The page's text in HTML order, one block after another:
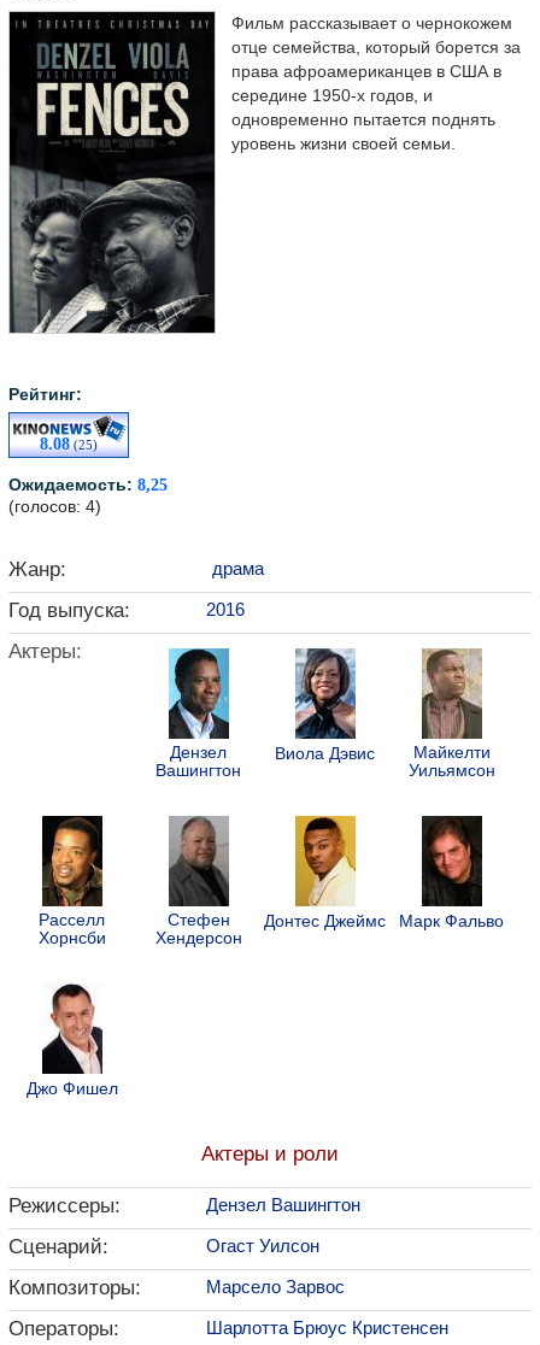
Рейтинг:
8.08 (25)
Ожидаемость: 8,25
(голосов: 4)
Фильм рассказывает о чернокожем
отце семейства, который борется за
права афроамериканцев в США в
середине 1950-х годов, и
одновременно пытается поднять
уровень жизни своей семьи.
Жанр: драма
Год выпуска: 2016
Актеры:
Дензел
Вашингтон
Виола Дэвис
Майкелти
Уильямсон
Расселл
Хорнсби
Стефен
Хендерсон
Донтес Джеймс Марк Фальво
Джо Фишел
Актеры и роли
Режиссеры: Дензел Вашингтон
Сценарий: Огаст Уилсон
Композиторы: Марсело Зарвос
Операторы: Шарлотта Брюус Кристенсен